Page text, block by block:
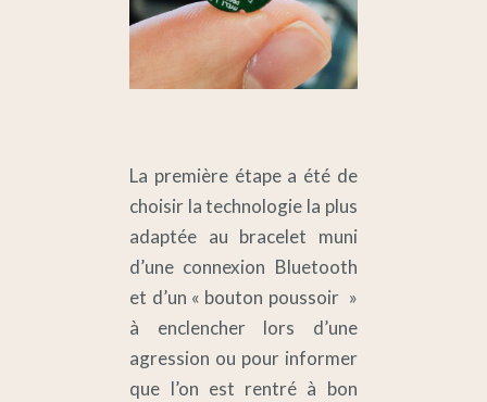
La première étape a été de
choisir la technologie la plus
adaptée au bracelet muni
d’une connexion Bluetooth
et d’un « bouton poussoir »
à enclencher lors d’une
agression ou pour informer
que l’on est rentré à bon